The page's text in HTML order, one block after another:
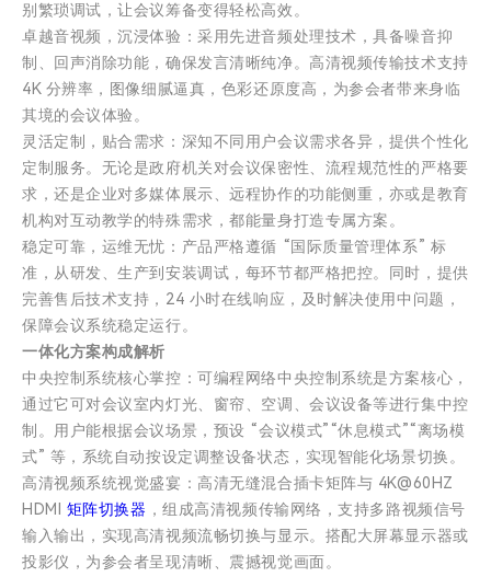
别繁琐调试，让会议筹备变得轻松高效。
卓越音视频，沉浸体验：采用先进音频处理技术，具备噪音抑
制、回声消除功能，确保发言清晰纯净。高清视频传输技术支持
4K 分辨率，图像细腻逼真，色彩还原度高，为参会者带来身临
其境的会议体验。
灵活定制，贴合需求：深知不同用户会议需求各异，提供个性化
定制服务。无论是政府机关对会议保密性、流程规范性的严格要
求，还是企业对多媒体展示、远程协作的功能侧重，亦或是教育
机构对互动教学的特殊需求，都能量身打造专属方案。
稳定可靠，运维无忧：产品严格遵循 “国际质量管理体系” 标
准，从研发、生产到安装调试，每环节都严格把控。同时，提供
完善售后技术支持，24 小时在线响应，及时解决使用中问题，
保障会议系统稳定运行。
一体化方案构成解析
中央控制系统核心掌控：可编程网络中央控制系统是方案核心，
通过它可对会议室内灯光、窗帘、空调、会议设备等进行集中控
制。用户能根据会议场景，预设 “会议模式”“休息模式”“离场模
式” 等，系统自动按设定调整设备状态，实现智能化场景切换。
高清视频系统视觉盛宴：高清无缝混合插卡矩阵与 4K@60HZ
HDMI 矩阵切换器 ，组成高清视频传输网络，支持多路视频信号
输入输出，实现高清视频流畅切换与显示。搭配大屏幕显示器或
投影仪，为参会者呈现清晰、震撼视觉画面。